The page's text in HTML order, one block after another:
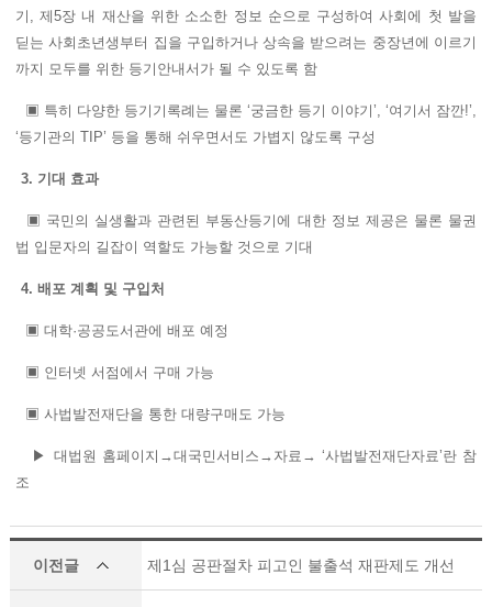
기, 제5장 내 재산을 위한 소소한 정보 순으로 구성하여 사회에 첫 발을
딛는 사회초년생부터 집을 구입하거나 상속을 받으려는 중장년에 이르기
까지 모두를 위한 등기안내서가 될 수 있도록 함
▣ 특히 다양한 등기기록례는 물론 ‘궁금한 등기 이야기’, ‘여기서 잠깐!’,
‘등기관의 TIP’ 등을 통해 쉬우면서도 가볍지 않도록 구성
3. 기대 효과
▣ 국민의 실생활과 관련된 부동산등기에 대한 정보 제공은 물론 물권
법 입문자의 길잡이 역할도 가능할 것으로 기대
4. 배포 계획 및 구입처
▣ 대학·공공도서관에 배포 예정
▣ 인터넷 서점에서 구매 가능
▣ 사법발전재단을 통한 대량구매도 가능
▶ 대법원 홈페이지→대국민서비스→자료→ ‘사법발전재단자료’란 참
조
이전글 제1심 공판절차 피고인 불출석 재판제도 개선